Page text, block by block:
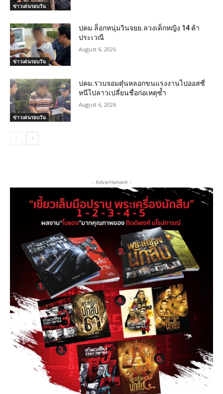
ข่าวเด่นรอบวัน
ข่าวเด่นรอบวัน
ปคม.ล็อกหนุ่มวินจยย.ลวงเด็กหญิง 14 ค้า
ประเวณี
August 6, 2026
ข่าวเด่นรอบวัน
ปคม.รวบจอมตุ๋นหลอกขนแรงงานไปออสซี่
หนีไปลาวเปลี่ยนชื่อก่อเหตุซ้ำ
August 6, 2026
- Advertisment -